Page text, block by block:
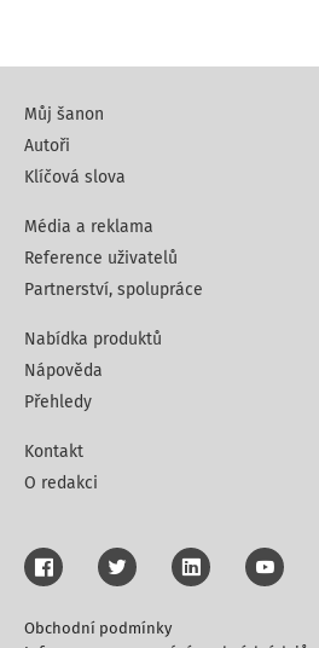
Můj šanon
Autoři
Klíčová slova
Média a reklama
Reference uživatelů
Partnerství, spolupráce
Nabídka produktů
Nápověda
Přehledy
Kontakt
O redakci
Obchodní podmínky